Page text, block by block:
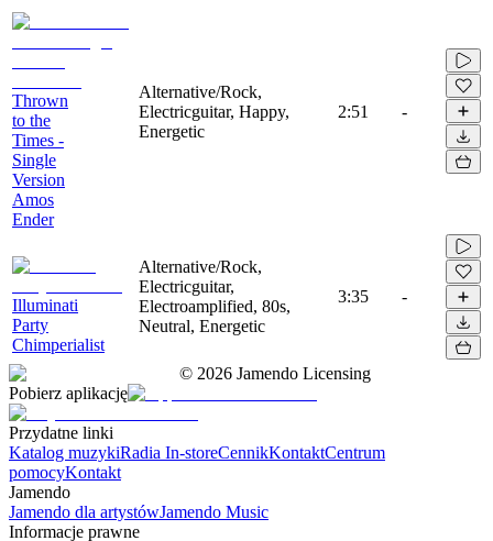
Thrown
to the
Times -
Single
Version
Amos
Ender
Alternative/Rock,
Electricguitar, Happy,
Energetic
2:51 -
Illuminati
Party
Chimperialist
Alternative/Rock,
Electricguitar,
Electroamplified, 80s,
Neutral, Energetic
3:35 -
© 2026 Jamendo Licensing
Pobierz aplikację
Przydatne linki
Katalog muzykiRadia In-storeCennikKontaktCentrum
pomocyKontakt
Jamendo
Jamendo dla artystówJamendo Music
Informacje prawne